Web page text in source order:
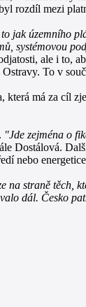
rozdíl mezi
jak územního
systémovou
ale i to,
To v
má za cíl
"Jde zejména o
Dostálová.
nebo
straně těch,
dál. Česko